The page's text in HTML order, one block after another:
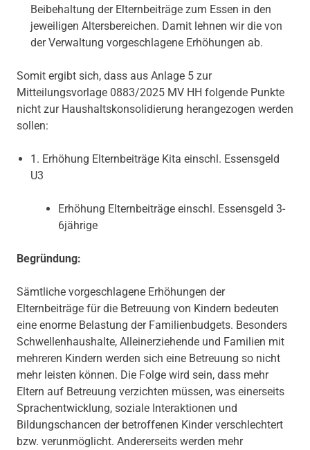
Beibehaltung der Elternbeiträge zum Essen in den
jeweiligen Altersbereichen. Damit lehnen wir die von
der Verwaltung vorgeschlagene Erhöhungen ab.
Somit ergibt sich, dass aus Anlage 5 zur
Mitteilungsvorlage 0883/2025 MV HH folgende Punkte
nicht zur Haushaltskonsolidierung herangezogen werden
sollen:
1. Erhöhung Elternbeiträge Kita einschl. Essensgeld
U3
Erhöhung Elternbeiträge einschl. Essensgeld 3-
6jährige
Begründung:
Sämtliche vorgeschlagene Erhöhungen der
Elternbeiträge für die Betreuung von Kindern bedeuten
eine enorme Belastung der Familienbudgets. Besonders
Schwellenhaushalte, Alleinerziehende und Familien mit
mehreren Kindern werden sich eine Betreuung so nicht
mehr leisten können. Die Folge wird sein, dass mehr
Eltern auf Betreuung verzichten müssen, was einerseits
Sprachentwicklung, soziale Interaktionen und
Bildungschancen der betroffenen Kinder verschlechtert
bzw. verunmöglicht. Andererseits werden mehr